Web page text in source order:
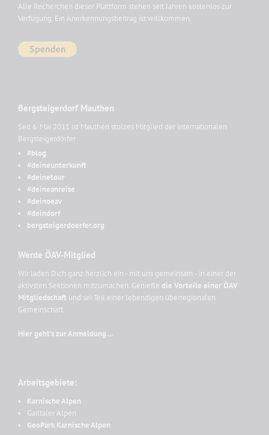
Alle Recherchen dieser Plattform stehen seit Jahren kostenlos zur
Verfügung. Ein Anerkennungsbeitrag ist willkommen.
Bergsteigerdorf Mauthen
Seit 6. Mai 2011 ist Mauthen stolzes Mitglied der internationalen
Bergsteigerdörfer
#blog
#deineunterkunft
#deinetour
#deineanreise
#deinoeav
#deindorf
bergsteigerdoerfer.org
Werde ÖAV-Mitglied
Wir laden Dich ganz herzlich ein - mit uns gemeinsam - in einer der
aktivsten Sektionen mitzumachen. Genieße die Vorteile einer ÖAV
Mitgliedschaft und sei Teil einer lebendigen überregionalen
Gemeinschaft.
Hier geht's zur Anmeldung ...
Arbeitsgebiete:
Karnische Alpen
Gailtaler Alpen
GeoPark Karnische Alpen